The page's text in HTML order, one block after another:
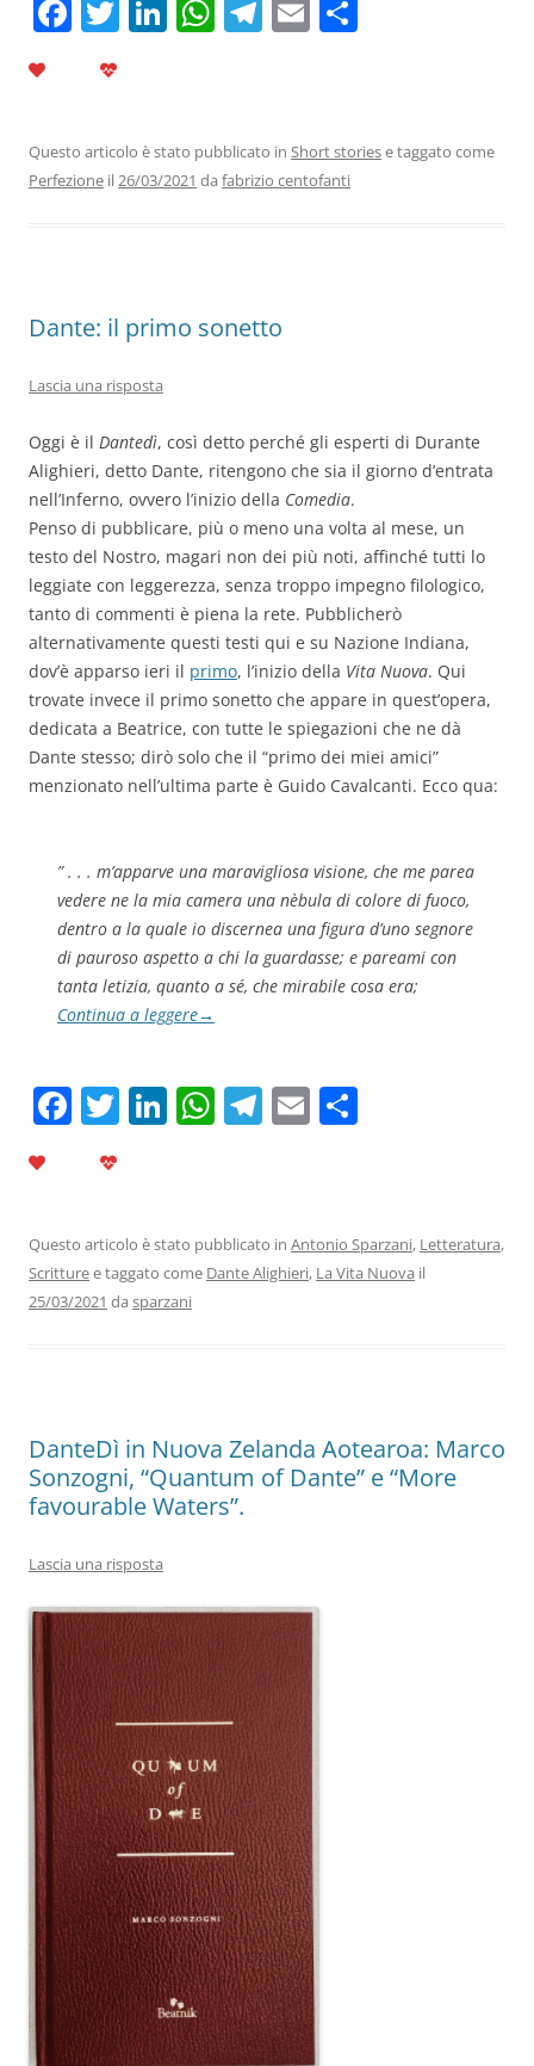
F
b
o
T Li
dI
n
W
A
p
T
a
m
E
vi
Questo articolo è stato pubblicato in Short storiese taggato come
Perfezione il26/03/2021 da fabrizio centofanti
Dante: il primo sonetto
Lascia una risposta
Oggi è il Dantedì, così detto perché gli esperti di Durante
Alighieri, detto Dante, ritengono che sia il giorno d’entrata
nell’Inferno, ovvero l’inizio della Comedia.
Penso di pubblicare, più o meno una volta al mese, un
testo del Nostro, magari non dei più noti, affinché tutti lo
leggiate con leggerezza, senza troppo impegno filologico,
tanto di commenti è piena la rete. Pubblicherò
alternativamente questi testi qui e su Nazione Indiana,
dov’è apparso ieri il primo, l’inizio della Vita Nuova. Qui
trovate invece il primo sonetto che appare in quest’opera,
dedicata a Beatrice, con tutte le spiegazioni che ne dà
Dante stesso; dirò solo che il “primo dei miei amici”
menzionato nell’ultima parte è Guido Cavalcanti. Ecco qua:
” . . . m’apparve una maravigliosa visione, che me parea
vedere ne la mia camera una nèbula di colore di fuoco,
dentro a la quale io discernea una figura d’uno segnore
di pauroso aspetto a chi la guardasse; e pareami con
tanta letizia, quanto a sé, che mirabile cosa era;
Continua a leggere→
F
b
o
T Li
dI
n
W
A
p
T
a
m
E
vi
di
Questo articolo è stato pubblicato in Antonio Sparzani, Letteratura,
Scritturee taggato come Dante Alighieri, La Vita Nuova il
25/03/2021 da sparzani
DanteDì in Nuova Zelanda Aotearoa: Marco
Sonzogni, “Quantum of Dante” e “More
favourable Waters”.
Lascia una risposta